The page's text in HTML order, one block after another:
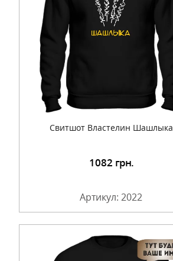
Свитшот Властелин Шашлыка
1082 грн.
Артикул: 2022
Подробнее